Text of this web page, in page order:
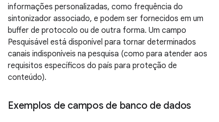
informações personalizadas, como frequência do
sintonizador associado, e podem ser fornecidos em um
buffer de protocolo ou de outra forma. Um campo
Pesquisável está disponível para tornar determinados
canais indisponíveis na pesquisa (como para atender aos
requisitos específicos do país para proteção de
conteúdo).
Exemplos de campos de banco de dados